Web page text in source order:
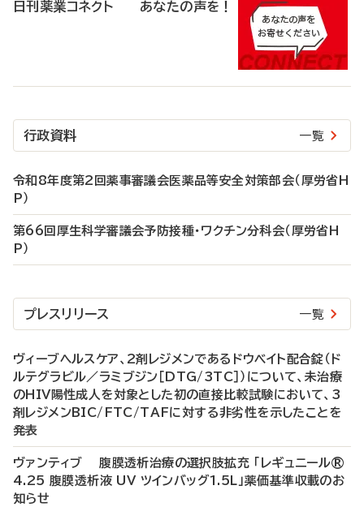
日刊薬業コネクト あなたの声を！
行政資料 一覧
令和8年度第2回薬事審議会医薬品等安全対策部会（厚労省H
P）
第66回厚生科学審議会予防接種・ワクチン分科会（厚労省H
P）
プレスリリース 一覧
ヴィーブヘルスケア、2剤レジメンであるドウベイト配合錠（ド
ルテグラビル／ラミブジン［DTG/3TC］）について、未治療
のHIV陽性成人を対象とした初の直接比較試験において、3
剤レジメンBIC/FTC/TAFに対する非劣性を示したことを
発表
ヴァンティブ 腹膜透析治療の選択肢拡充 「レギュニール®
4.25 腹膜透析液 UV ツインバッグ1.5L」薬価基準収載のお
知らせ